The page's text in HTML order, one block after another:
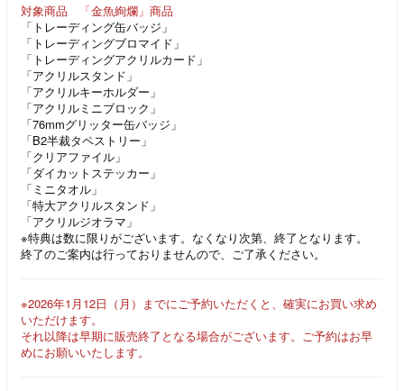
対象商品 「金魚絢爛」商品
「トレーディング缶バッジ」
「トレーディングブロマイド」
「トレーディングアクリルカード」
「アクリルスタンド」
「アクリルキーホルダー」
「アクリルミニブロック」
「76mmグリッター缶バッジ」
「B2半裁タペストリー」
「クリアファイル」
「ダイカットステッカー」
「ミニタオル」
「特大アクリルスタンド」
「アクリルジオラマ」
※特典は数に限りがございます。なくなり次第、終了となります。
終了のご案内は行っておりませんので、ご了承ください。
※2026年1月12日（月）までにご予約いただくと、確実にお買い求め
いただけます。
それ以降は早期に販売終了となる場合がございます。ご予約はお早
めにお願いいたします。